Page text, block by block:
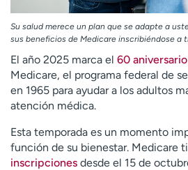
Su salud merece un plan que se adapte a
sus beneficios de Medicare inscribiéndose a
El año 2025 marca el 60 aniversario
Medicare, el programa federal de
en 1965 para ayudar a los adultos
atención médica.
Esta temporada es un momento
función de su bienestar. Medicare
inscripciones desde el 15 de